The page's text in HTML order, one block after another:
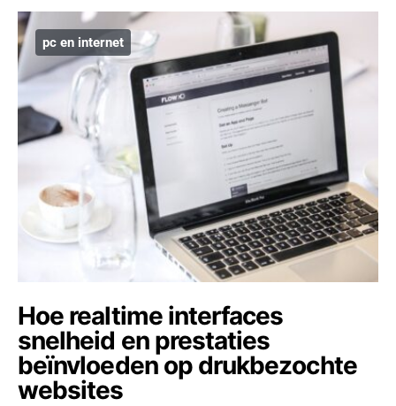
pc en internet
Hoe realtime interfaces
snelheid en prestaties
beïnvloeden op drukbezochte
websites